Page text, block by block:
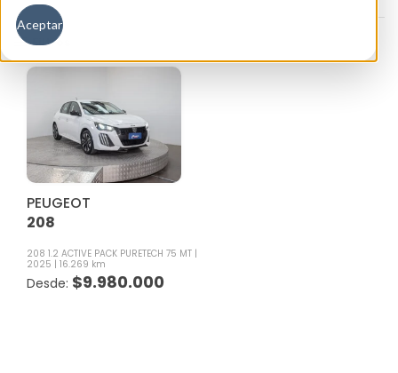
Aceptar
Filtros
PEUGEOT
208
208 1.2 ACTIVE PACK PURETECH 75 MT
2025
16.269 km
$9.980.000